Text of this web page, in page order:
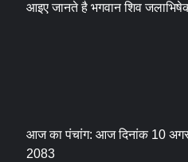
आइए जानते है भगवान शिव
आज का पंचांग: आज दिनांक 10
2083